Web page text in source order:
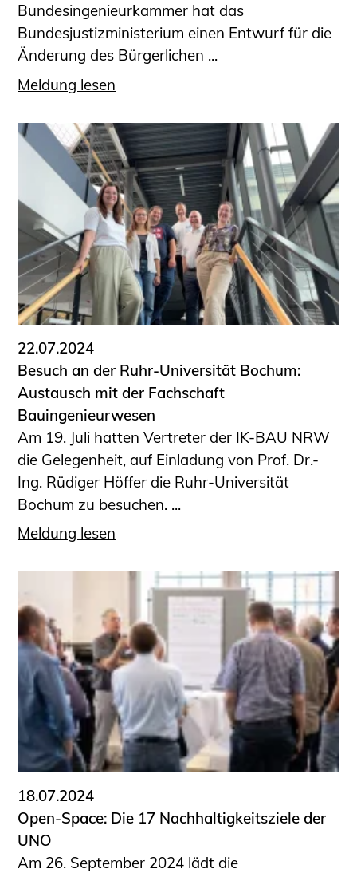
Bundesingenieurkammer hat das
Bundesjustizministerium einen Entwurf für die
Änderung des Bürgerlichen ...
Meldung lesen
22.07.2024
Besuch an der Ruhr-Universität Bochum:
Austausch mit der Fachschaft
Bauingenieurwesen
Am 19. Juli hatten Vertreter der IK-BAU NRW
die Gelegenheit, auf Einladung von Prof. Dr.-
Ing. Rüdiger Höffer die Ruhr-Universität
Bochum zu besuchen. ...
Meldung lesen
18.07.2024
Open-Space: Die 17 Nachhaltigkeitsziele der
UNO
Am 26. September 2024 lädt die